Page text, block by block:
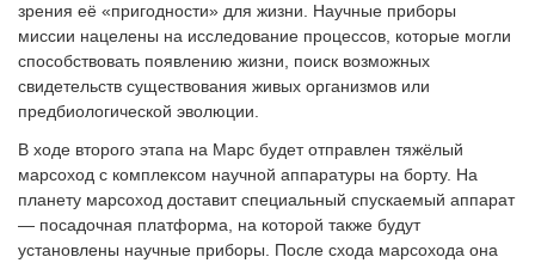
зрения её «пригодности» для жизни. Научные приборы
миссии нацелены на исследование процессов, которые могли
способствовать появлению жизни, поиск возможных
свидетельств существования живых организмов или
предбиологической эволюции.
В ходе второго этапа на Марс будет отправлен тяжёлый
марсоход с комплексом научной аппаратуры на борту. На
планету марсоход доставит специальный спускаемый аппарат
— посадочная платформа, на которой также будут
установлены научные приборы. После схода марсохода она